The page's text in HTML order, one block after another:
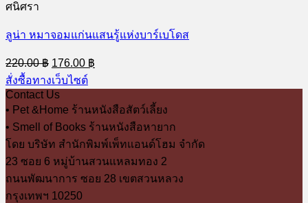
ศนิศรา
ลูน่า หมาจอมแก่นแสนรู้แห่งบาร์เบโดส
220.00฿ Original
price
was:
220.00 ฿.
176.00 ฿
price
สั่งซื้อทางเว็บไซต์
Contact Us
• Pet &Home ร้านหนังสือสัตว์เลี้ยง
• Smell of Books ร้านหนังสือหายาก
โดย บริษัท สำนักพิมพ์เพ็ทแอนด์โฮม จำกัด
23 ซอย 6 หมู่บ้านสวนแหลมทอง 2
ถนนพัฒนาการ ซอย 28 เขตสวนหลวง
กรุงเทพฯ 10250